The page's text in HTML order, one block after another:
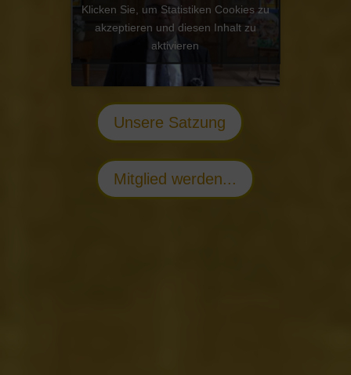
Klicken Sie, um Statistiken Cookies zu
akzeptieren und diesen Inhalt zu
aktivieren
Unsere Satzung
Mitglied werden...